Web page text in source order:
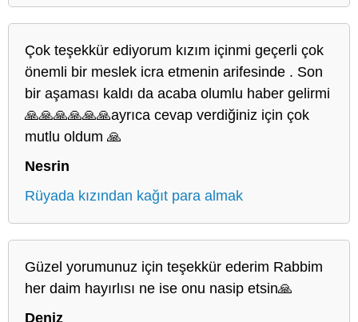
Çok teşekkür ediyorum kızım içinmi geçerli çok
önemli bir meslek icra etmenin arifesinde . Son
bir aşaması kaldı da acaba olumlu haber gelirmi
🙏🙏🙏🙏🙏🙏ayrıca cevap verdiğiniz için çok
mutlu oldum 🙏
Nesrin
Rüyada kızından kağıt para almak
Güzel yorumunuz için teşekkür ederim Rabbim
her daim hayırlısı ne ise onu nasip etsin🙏
Deniz